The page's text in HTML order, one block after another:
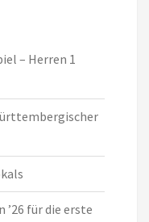
– Herren 1
für die erste